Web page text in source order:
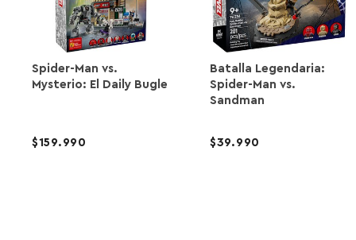
Spider-Man vs.
Mysterio: El Daily Bugle
159.990
Batalla Legendaria:
Spider-Man vs.
Sandman
39.990